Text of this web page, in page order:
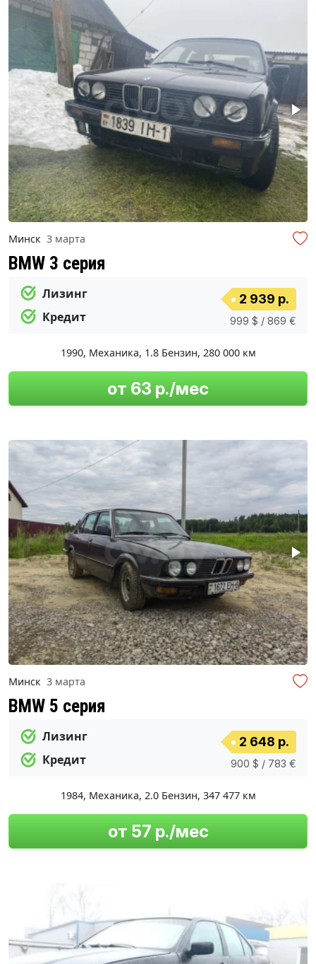
Минск 3 марта
BMW 3 серия
Лизинг
Кредит
2 939 р.
999 $ / 869 €
1990, Механика, 1.8 Бензин, 280 000 км
от 63 р./мес
Минск 3 марта
BMW 5 серия
Лизинг
Кредит
2 648 р.
900 $ / 783 €
1984, Механика, 2.0 Бензин, 347 477 км
от 57 р./мес